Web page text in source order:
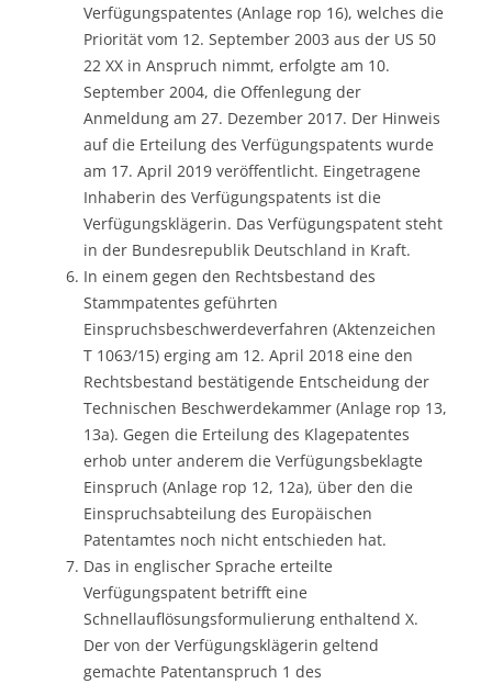
Verfügungspatentes (Anlage rop 16), welches die
Priorität vom 12. September 2003 aus der US 50
22 XX in Anspruch nimmt, erfolgte am 10.
September 2004, die Offenlegung der
Anmeldung am 27. Dezember 2017. Der Hinweis
auf die Erteilung des Verfügungspatents wurde
am 17. April 2019 veröffentlicht. Eingetragene
Inhaberin des Verfügungspatents ist die
Verfügungsklägerin. Das Verfügungspatent steht
in der Bundesrepublik Deutschland in Kraft.
In einem gegen den Rechtsbestand des
Stammpatentes geführten
Einspruchsbeschwerdeverfahren (Aktenzeichen
T 1063/15) erging am 12. April 2018 eine den
Rechtsbestand bestätigende Entscheidung der
Technischen Beschwerdekammer (Anlage rop 13,
13a). Gegen die Erteilung des Klagepatentes
erhob unter anderem die Verfügungsbeklagte
Einspruch (Anlage rop 12, 12a), über den die
Einspruchsabteilung des Europäischen
Patentamtes noch nicht entschieden hat.
Das in englischer Sprache erteilte
Verfügungspatent betrifft eine
Schnellauflösungsformulierung enthaltend X.
Der von der Verfügungsklägerin geltend
gemachte Patentanspruch 1 des